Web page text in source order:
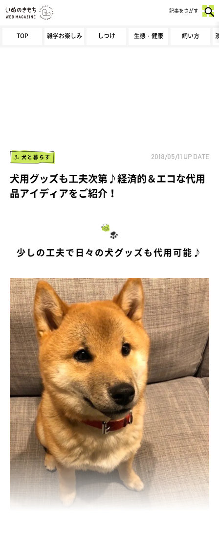
TOP 雑学お楽しみ しつけ 生態・健康 飼い方
記事をさがす
犬と暮らす 2018/05/11 UP DATE
犬用グッズも工夫次第♪経済的＆エコな代用
品アイディアをご紹介！
少しの工夫で日々の犬グッズも代用可能♪